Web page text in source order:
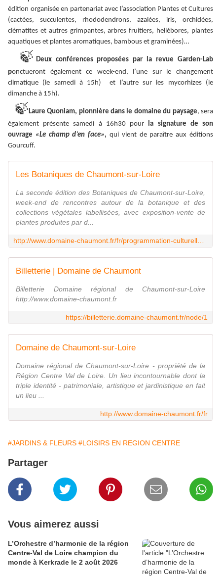
édition organisée en partenariat avec l’association Plantes et Cultures
(cactées, succulentes, rhododendrons, azalées, iris, orchidées,
clématites et autres grimpantes, arbres fruitiers, hellébores, plantes
aquatiques et plantes aromatiques, bambous et graminées)…
🍃 Deux conférences proposées par la revue Garden-Lab
ponctueront également ce week-end, l’une sur le changement
climatique (le samedi à 15h) et l’autre sur les mycorhizes (le
dimanche à 15h).
🍃Laure Quoniam, pionnière dans le domaine du paysage, sera
également présente samedi à 16h30 pour la signature de son
ouvrage «Le champ d’en face», qui vient de paraître aux éditions
Gourcuff.
Les Botaniques de Chaumont-sur-Loire
La seconde édition des Botaniques de Chaumont-sur-Loire,
week-end de rencontres autour de la botanique et des
collections végétales labellisées, avec exposition-vente de
plantes produites par d...
Billetterie | Domaine de Chaumont
Billetterie Domaine régional de Chaumont-sur-Loire
http://www.domaine-chaumont.fr
https://billetterie.domaine-chaumont.fr/node/1
Domaine de Chaumont-sur-Loire
Domaine régional de Chaumont-sur-Loire - propriété de la
Région Centre Val de Loire. Un lieu incontournable dont la
triple identité - patrimoniale, artistique et jardinistique en fait
un lieu ...
http://www.domaine-chaumont.fr/fr
#JARDINS & FLEURS #LOISIRS EN REGION CENTRE
Partager
Vous aimerez aussi
L’Orchestre d’harmonie de la région
Centre-Val de Loire champion du
monde à Kerkrade le 2 août 2026